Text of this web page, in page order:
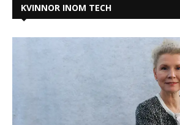
KVINNOR INOM TECH